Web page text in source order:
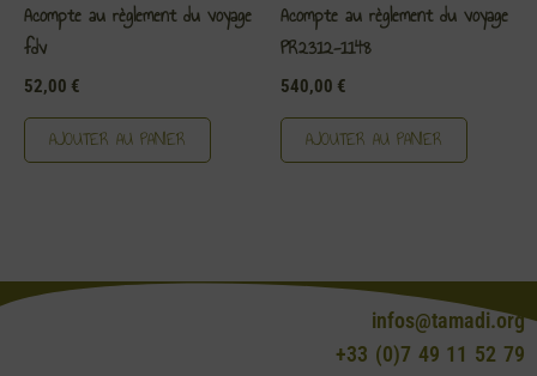
Acompte au règlement du voyage
fdv
52,00 €
AJOUTER AU PANIER
Acompte au règlement du voyage
PR2312-1148
540,00 €
AJOUTER AU PANIER
infos@tamadi.org
+33 (0)7 49 11 52 79